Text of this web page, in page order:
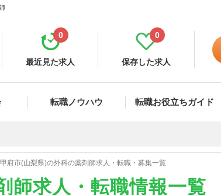
最近見た求人
0
保存した求人
0
転職ノウハウ 転職お役立ちガイド
甲府市(山梨県)の外科の薬剤師求人・転職・募集一覧
師求人・転職情報一覧